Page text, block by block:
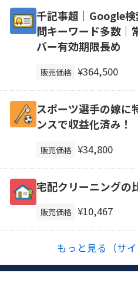
千記事超｜Google
問キーワード多数｜
バー有効期限長め
販売価格 ¥364,500
スポーツ選手の嫁に
ンスで収益化済み！
販売価格 ¥34,800
宅配クリーニングの
販売価格 ¥10,467
もっと見る（サイ